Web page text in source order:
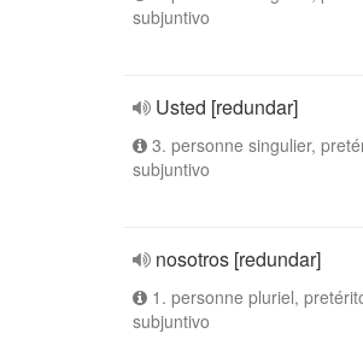
subjuntivo
Usted [redundar]
3. personne singulier,
subjuntivo
nosotros [redundar]
1. personne pluriel,
subjuntivo